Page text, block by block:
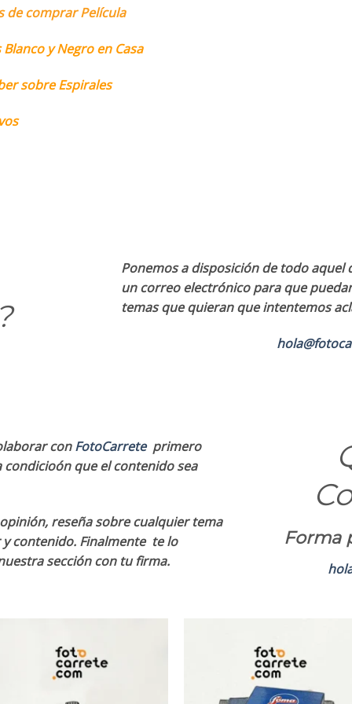
de comprar Película
y Negro en Casa
sobre Espirales
Ponemos a disposición de todo aquel
un correo electrónico para que
temas que quieran que intentemos
conFotoCarreteprimero
que el contenido sea
reseña sobre cualquier tema
contenido. Finalmente te lo
sección con tu firma.
Forma